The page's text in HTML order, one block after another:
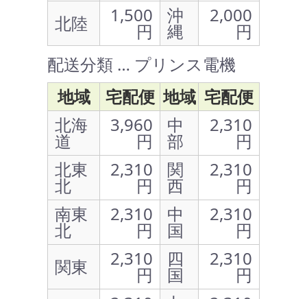
北陸
1,500
円
沖
縄
2,000
円
配送分類 … プリンス電機
地域
宅配便 地域 宅配便
北海
道
3,960
円
中
部
2,310
円
北東
北
2,310
円
関
西
2,310
円
南東
北
2,310
円
中
国
2,310
円
関東
2,310
円
四
国
2,310
円